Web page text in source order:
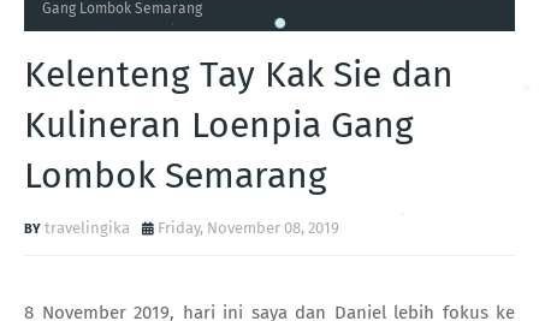
Gang Lombok Semarang
Kelenteng Tay Kak Sie dan
Kulineran Loenpia Gang
Lombok Semarang
travelingika Friday, November 08, 2019
8 November 2019, hari ini saya dan Daniel lebih fokus ke